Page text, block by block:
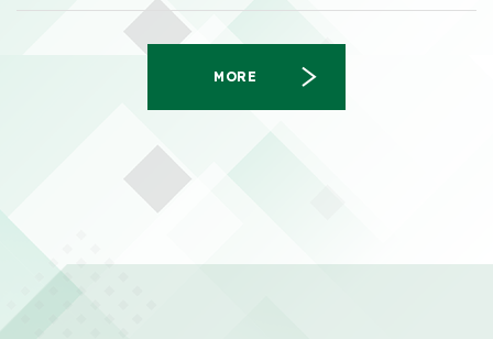
MORE
2027年３月期第１四半期決算短信〔日本基準〕(連結)
（558KB）
2026/08/03